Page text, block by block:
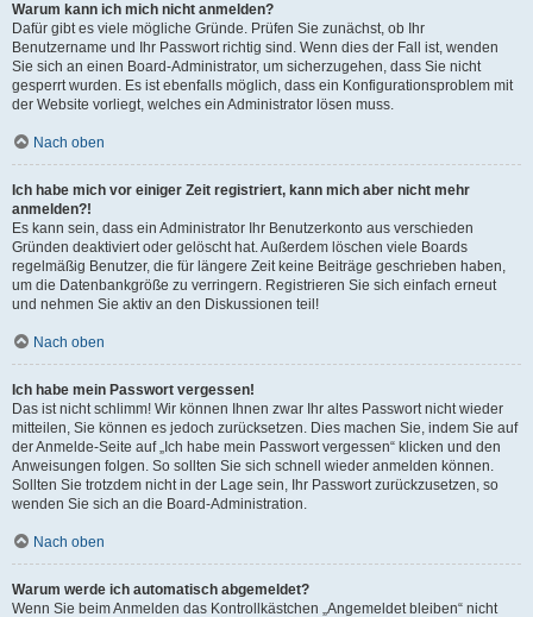
Warum kann ich mich nicht anmelden?
Dafür gibt es viele mögliche Gründe. Prüfen Sie zunächst, ob Ihr
Benutzername und Ihr Passwort richtig sind. Wenn dies der Fall ist, wenden
Sie sich an einen Board-Administrator, um sicherzugehen, dass Sie nicht
gesperrt wurden. Es ist ebenfalls möglich, dass ein Konfigurationsproblem mit
der Website vorliegt, welches ein Administrator lösen muss.
Nach oben
Ich habe mich vor einiger Zeit registriert, kann mich aber nicht mehr
anmelden?!
Es kann sein, dass ein Administrator Ihr Benutzerkonto aus verschieden
Gründen deaktiviert oder gelöscht hat. Außerdem löschen viele Boards
regelmäßig Benutzer, die für längere Zeit keine Beiträge geschrieben haben,
um die Datenbankgröße zu verringern. Registrieren Sie sich einfach erneut
und nehmen Sie aktiv an den Diskussionen teil!
Nach oben
Ich habe mein Passwort vergessen!
Das ist nicht schlimm! Wir können Ihnen zwar Ihr altes Passwort nicht wieder
mitteilen, Sie können es jedoch zurücksetzen. Dies machen Sie, indem Sie auf
der Anmelde-Seite auf „Ich habe mein Passwort vergessen“ klicken und den
Anweisungen folgen. So sollten Sie sich schnell wieder anmelden können.
Sollten Sie trotzdem nicht in der Lage sein, Ihr Passwort zurückzusetzen, so
wenden Sie sich an die Board-Administration.
Nach oben
Warum werde ich automatisch abgemeldet?
Wenn Sie beim Anmelden das Kontrollkästchen „Angemeldet bleiben“ nicht